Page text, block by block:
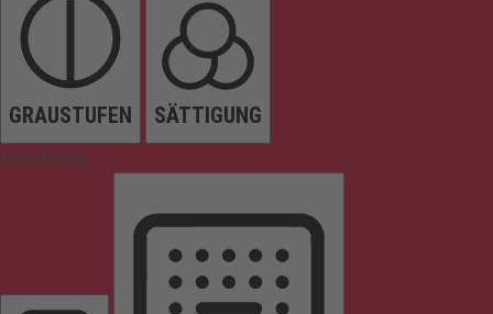
GRAUSTUFEN SÄTTIGUNG
Orientierung